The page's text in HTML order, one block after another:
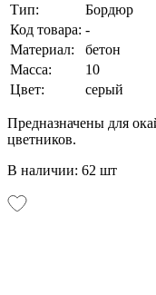
Тип:
Бордюр
Код товара: -
Материал:
бетон
Масса:
10
Цвет:
серый
Предназначены для
цветников.
В наличии: 62 шт